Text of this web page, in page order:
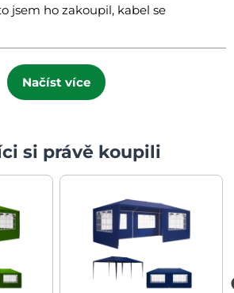
jsem ho zakoupil, kabel se
Načíst více
si právě koupili